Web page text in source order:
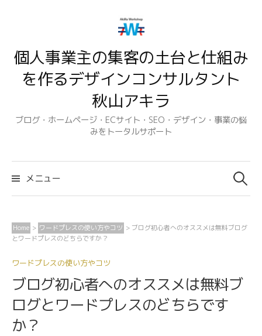
ン
キ
個人事業主の集客の土台と仕組み
を作るデザインコンサルタント
秋山アキラ
ブログ・ホームページ・ECサイト・SEO・デザイン・事業の悩
みをトータルサポート
メニュー
検
索:
Home > ワードプレスの使い方やコツ > ブログ初心者へのオススメは無料ブログ
とワードプレスのどちらですか？
ワードプレスの使い方やコツ
ブログ初心者へのオススメは無料ブ
ログとワードプレスのどちらです
か？